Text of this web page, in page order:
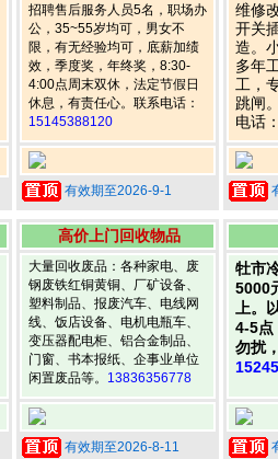
招聘售后服务人员5名，职场办
公，35~55岁均可，男女不
限，有无经验均可，底薪加绩
效，季度奖，年终奖，8:30-
4:00点周末双休，法定节假日
休息，有责任心。联系电话：
15145388120
有效期至2026-9-1
维修
开关
造。
多年
工，
跳闸
电话
高价上门回收物品
大量回收废品：各种家电、废
钢废铁红铜黄铜、厂矿设备、
塑料制品、报废汽车、电线网
线、饭店设备、电机电瓶车、
变压器配电柜、铝合金制品、
门窗、书本报纸、企事业单位
闲置废品等。 13836356778
有效期至2026-8-11
牡市
5000
上。
4-5点
勿扰